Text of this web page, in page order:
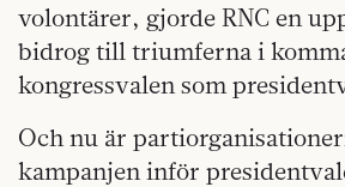
volontärer, gjorde RNC en
bidrog till triumferna i
kongressvalen som
Och nu är
kampanjen inför